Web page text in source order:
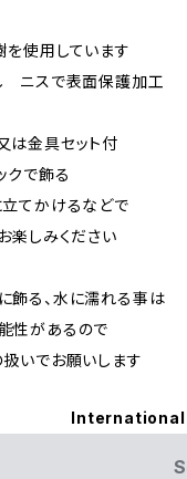
を使用しています
ニスで表面保護加工
金具セット付
クで飾る
立てかけるなどで
楽しみください
る、水に濡れる事は
性があるので
いでお願いします